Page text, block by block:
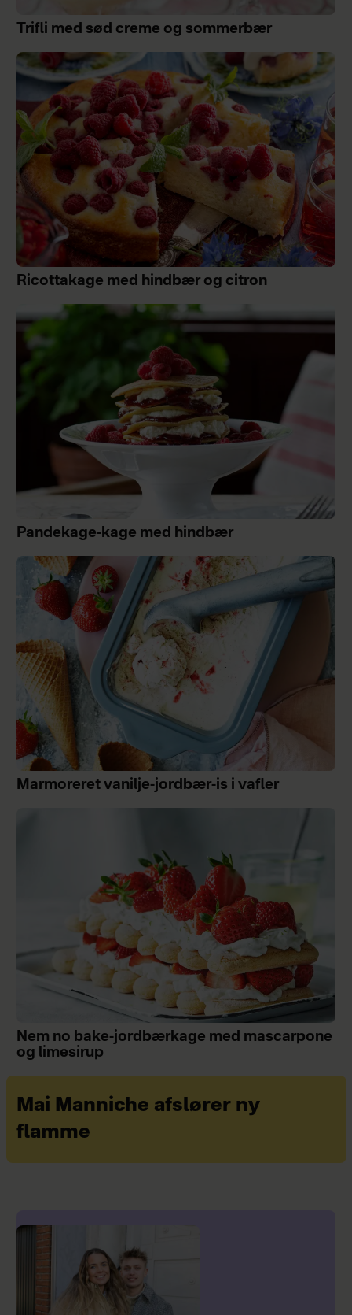
Trifli med sød creme og sommerbær
Ricottakage med hindbær og citron
Pandekage-kage med hindbær
Marmoreret vanilje-jordbær-is i vafler
Nem no bake-jordbærkage med mascarpone
og limesirup
Mai Manniche afslører ny
flamme